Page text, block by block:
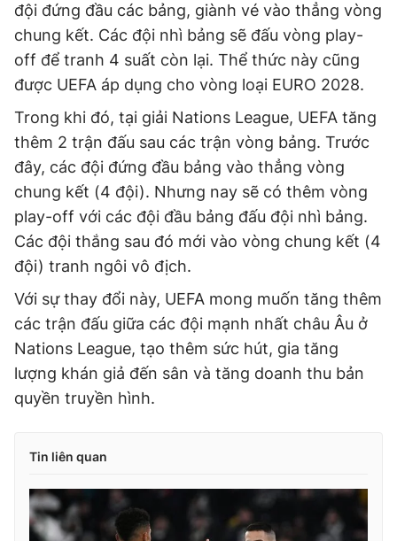
đội đứng đầu các bảng, giành vé vào thẳng vòng
chung kết. Các đội nhì bảng sẽ đấu vòng play-
off để tranh 4 suất còn lại. Thể thức này cũng
được UEFA áp dụng cho vòng loại EURO 2028.
Trong khi đó, tại giải Nations League, UEFA tăng
thêm 2 trận đấu sau các trận vòng bảng. Trước
đây, các đội đứng đầu bảng vào thẳng vòng
chung kết (4 đội). Nhưng nay sẽ có thêm vòng
play-off với các đội đầu bảng đấu đội nhì bảng.
Các đội thắng sau đó mới vào vòng chung kết (4
đội) tranh ngôi vô địch.
Với sựthay đổi này, UEFA mong muốn tăng thêm
các trận đấu giữa các đội mạnh nhất châu Âu ở
Nations League, tạo thêm sức hút, gia tăng
lượng khán giả đến sân và tăng doanh thu bản
quyền truyền hình.
Tin liên quan